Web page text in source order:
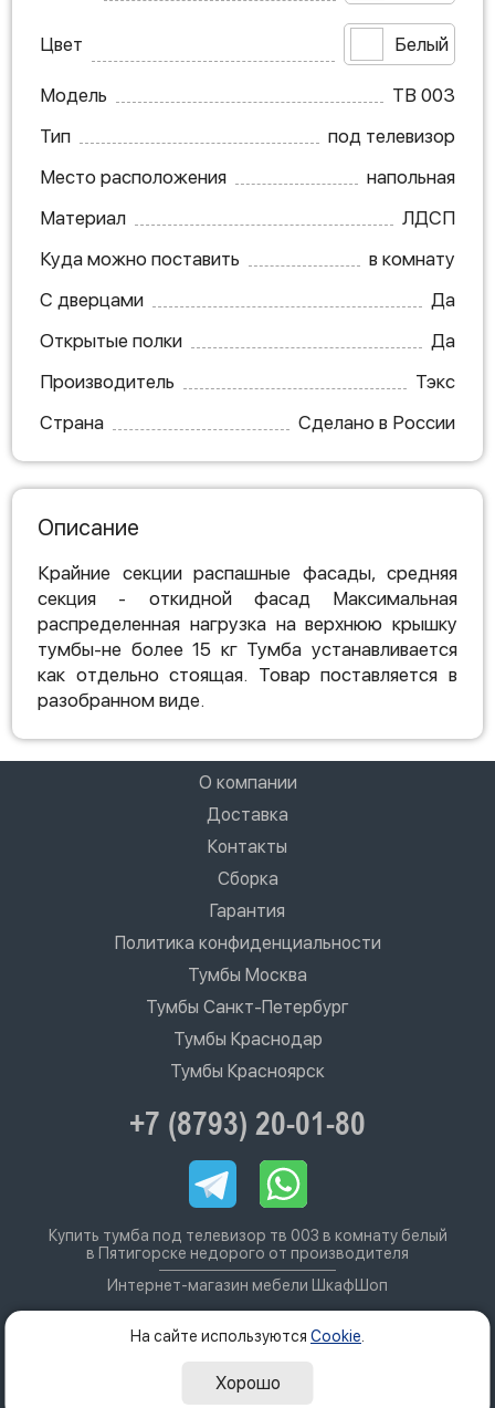
Цвет Белый
Модель
ТВ 003
Тип
под телевизор
Место расположения
напольная
Материал
ЛДСП
Куда можно поставить
в комнату
С дверцами
Да
Открытые полки
Да
Производитель
Тэкс
Страна
Сделано в России
Описание
Крайние секции распашные фасады, средняя
секция - откидной фасад Максимальная
распределенная нагрузка на верхнюю крышку
тумбы-не более 15 кг Тумба устанавливается
как отдельно стоящая. Товар поставляется в
разобранном виде.
О компании
Доставка
Контакты
Сборка
Гарантия
Политика конфиденциальности
Тумбы Москва
Тумбы Санкт-Петербург
Тумбы Краснодар
Тумбы Красноярск
+7 (8793) 20-01-80
Купить тумба под телевизор тв 003 в комнату белый
в Пятигорске недорого от производителя
Интернет-магазин мебели ШкафШоп
На сайте используются Cookie
Хорошо